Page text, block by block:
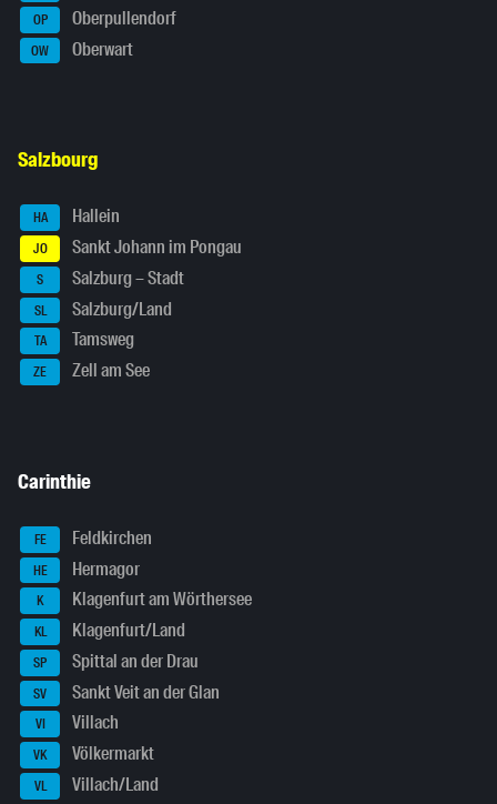
OP Oberpullendorf
OW Oberwart
Salzbourg
HA Hallein
JO Sankt Johann im Pongau
S Salzburg – Stadt
SL Salzburg/Land
TA Tamsweg
ZE Zell am See
Carinthie
FE Feldkirchen
HE Hermagor
K Klagenfurt am Wörthersee
KL Klagenfurt/Land
SP Spittal an der Drau
SV Sankt Veit an der Glan
VI Villach
VK Völkermarkt
VL Villach/Land